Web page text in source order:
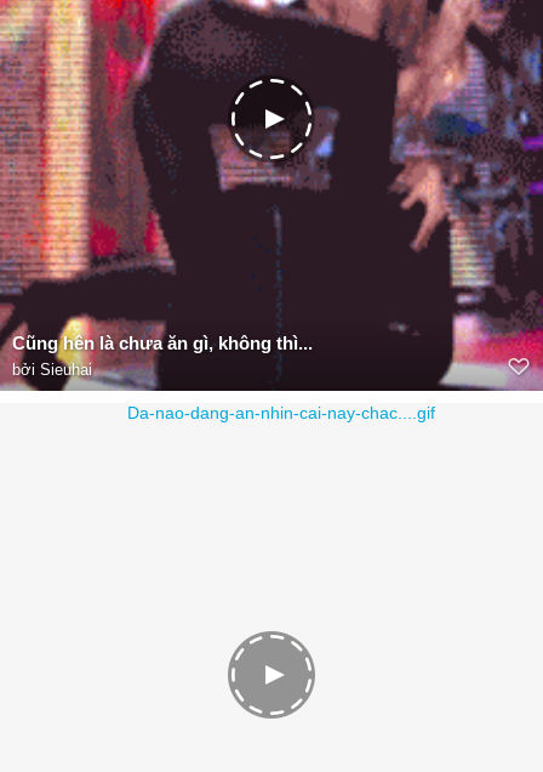
Cũng hên là chưa ăn gì, không thì...
bởi Sieuhai